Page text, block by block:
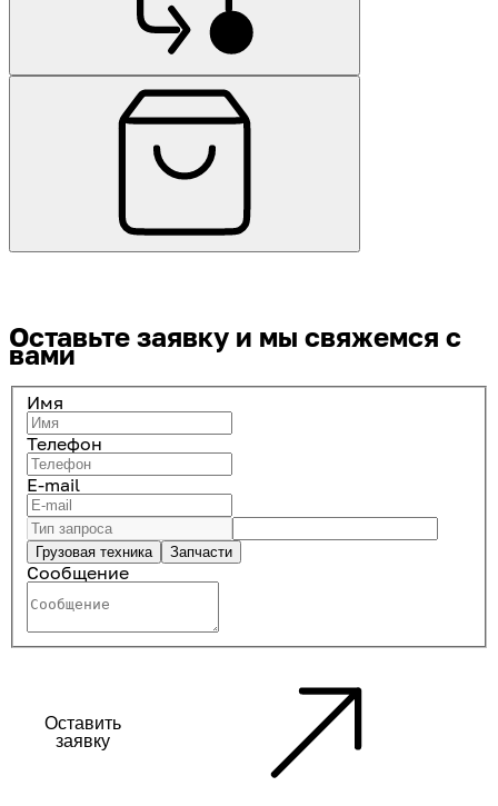
Оставьте заявку и мы свяжемся с
вами
Имя
Телефон
E-mail
Грузовая техника Запчасти
Сообщение
Оставить
заявку